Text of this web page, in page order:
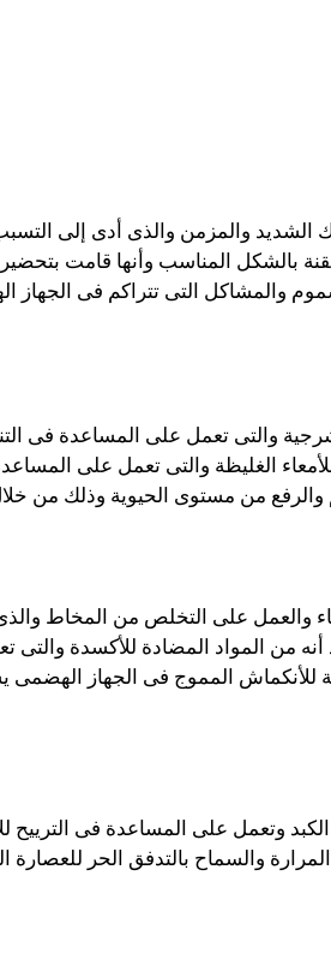
والمزمن والذى أدى إلى
بالشكل المناسب وأنها قامت
والمشاكل التى تتراكم فى الجهاز
والتى تعمل على المساعدة فى
الغليظة والتى تعمل على
من مستوى الحيوية وذلك من
والعمل على التخلص من المخاط
أنه من المواد المضادة للأكسدة والتى
للأنكماش المموج فى الجهاز الهضمى
وتعمل على المساعدة فى الترييح
والسماح بالتدفق الحر للعصارة